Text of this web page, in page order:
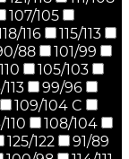
107/105
116
115/113
88
101/99
105/103
113
99/96
109/104 C
110
108/104
125/122
91/89